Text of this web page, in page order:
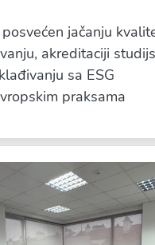
jačanju
akreditaciji
sa ESG
praksama